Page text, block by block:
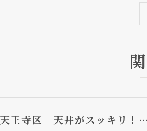
大阪市天王寺区 天井がスッキリ！天井埋め込み型エアコンの取替！
現在、新聞に入
現在、新聞に入